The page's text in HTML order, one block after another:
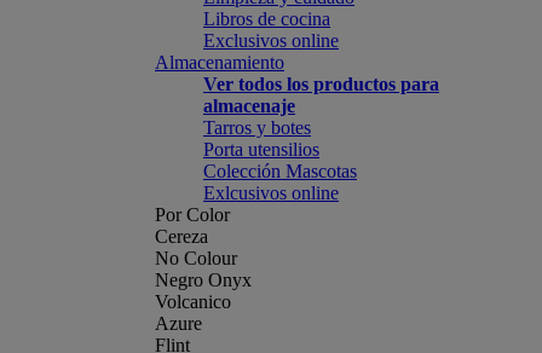
Libros de cocina
Exclusivos online
Almacenamiento
Ver todos los productos para
almacenaje
Tarros y botes
Porta utensilios
Colección Mascotas
Exlcusivos online
Por Color
Cereza
No Colour
Negro Onyx
Volcanico
Azure
Flint